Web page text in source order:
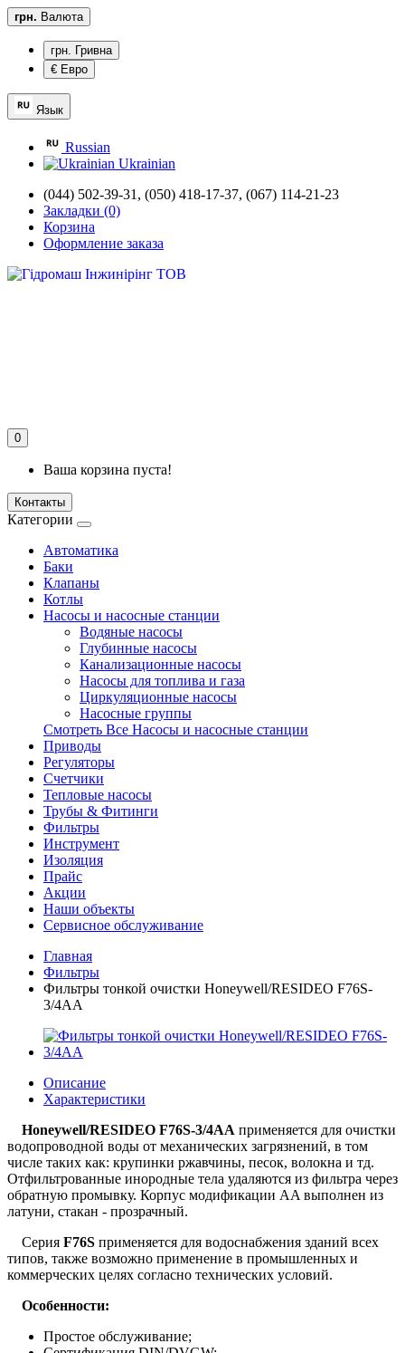
грн. Валюта
грн. Гривна
€ Евро
Язык
Russian
Ukrainian
(044) 502-39-31, (050) 418-17-37, (067) 114-21-23
Закладки (0)
Корзина
Оформление заказа
0
Ваша корзина пуста!
Контакты
Категории
Автоматика
Баки
Клапаны
Котлы
Насосы и насосные станции
Водяные насосы
Глубинные насосы
Канализационные насосы
Насосы для топлива и газа
Циркуляционные насосы
Насосные группы
Смотреть Все Насосы и насосные станции
Приводы
Регуляторы
Счетчики
Тепловые насосы
Трубы & Фитинги
Фильтры
Инструмент
Изоляция
Прайс
Акции
Наши объекты
Сервисное обслуживание
Главная
Фильтры
Фильтры тонкой очистки Honeywell/RESIDEO F76S-
3/4AA
Описание
Характеристики
Honeywell/RESIDEO F76S-3/4AA применяется для очистки
водопроводной воды от механических загрязнений, в том
числе таких как: крупинки ржавчины, песок, волокна и тд.
Отфильтрованные инородные тела удаляются из фильтра через
обратную промывку. Корпус модификации AA выполнен из
латуни, стакан - прозрачный.
Серия F76S применяется для водоснабжения зданий всех
типов, также возможно применение в промышленных и
коммерческих целях согласно технических условий.
Особенности:
Простое обслуживание;